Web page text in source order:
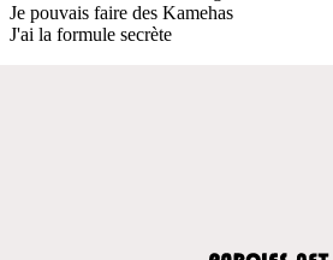
Je pouvais faire des Kamehas
J'ai la formule secrète